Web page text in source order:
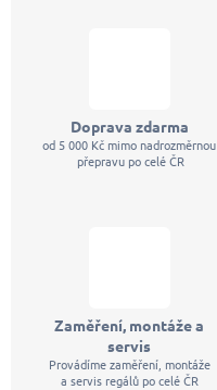
Doprava zdarma
od 5 000 Kč mimo nadrozměrnou
přepravu po celé ČR
Zaměření, montáže a
servis
Provádíme zaměření, montáže
a servis regálů po celé ČR